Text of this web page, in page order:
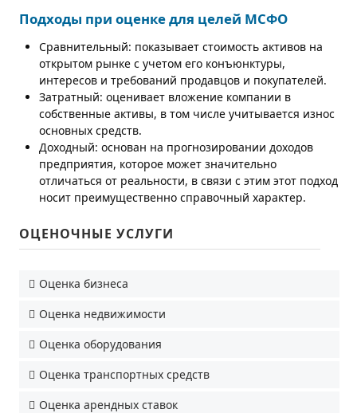
Подходы при оценке для целей МСФО
Сравнительный: показывает стоимость активов на
открытом рынке с учетом его конъюнктуры,
интересов и требований продавцов и покупателей.
Затратный: оценивает вложение компании в
собственные активы, в том числе учитывается износ
основных средств.
Доходный: основан на прогнозировании доходов
предприятия, которое может значительно
отличаться от реальности, в связи с этим этот подход
носит преимущественно справочный характер.
ОЦЕНОЧНЫЕ УСЛУГИ
Оценка бизнеса
Оценка недвижимости
Оценка оборудования
Оценка транспортных средств
Оценка арендных ставок